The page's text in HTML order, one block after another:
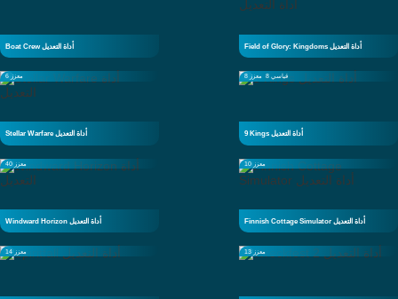
Boat Crew أداة التعديل Field of Glory: Kingdoms أداة التعديل
معزز 6
Stellar Warfare أداة التعديل
قياسي 8 معزز 8
9 Kings أداة التعديل
معزز 40
Windward Horizon أداة التعديل
معزز 10
Finnish Cottage Simulator أداة التعديل
معزز 14 معزز 13